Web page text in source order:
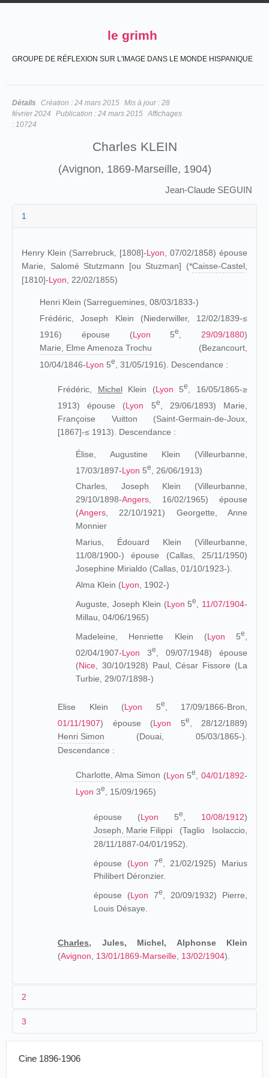
le grimh
GROUPE DE RÉFLEXION SUR L'IMAGE DANS LE MONDE HISPANIQUE
Détails Création : 24 mars 2015 Mis à jour : 28
février 2024
Publication : 24 mars 2015 Affichages
: 10724
Charles KLEIN
(Avignon, 1869-Marseille, 1904)
Jean-Claude SEGUIN
1
Henry Klein (Sarrebruck, [1808]-Lyon , 07/02/1858) épouse
Marie, Salomé Stutzmann [ou Stuzman] (*Caisse-Castel
[1810]-Lyon , 22/02/1855)
Henri Klein (Sarreguemines, 08/03/1833-)
Frédéric, Joseph Klein (Niederwiller, 12/02/1839-≤
1916) épouse (Lyon 5e 29/09/1880)
Marie, Elme Amenoza Trochu (Bezancourt,
10/04/1846-Lyon 5e , 31/05/1916). Descendance :
Frédéric, MichelKlein (Lyon 5e
, 16/05/1865-≥
1913) épouse (Lyon 5e
, 29/06/1893) Marie,
Françoise Vuitton (Saint-Germain-de-Joux,
[1867]-≤ 1913). Descendance :
Élise, Augustine Klein (Villeurbanne,
17/03/1897-Lyon 5e
, 26/06/1913)
Charles, Joseph Klein (Villeurbanne,
29/10/1898-Angers, 16/02/1965) épouse
(Angers, 22/10/1921) Georgette, Anne
Monnier
Marius, Édouard Klein (Villeurbanne,
11/08/1900-) épouse (Callas, 25/11/1950)
Josephine Mirialdo (Callas, 01/10/1923-).
Alma Klein (Lyon, 1902-)
Auguste, Joseph Klein (Lyon 5e 11/07/1904-
Millau, 04/06/1965)
Madeleine, Henriette Klein (Lyon 5e
02/04/1907-Lyon 3e
, 09/07/1948) épouse
(Nice, 30/10/1928) Paul, César Fissore (La
Turbie, 29/07/1898-)
Elise Klein (Lyon 5e
, 17/09/1866-Bron,
01/11/1907) épouse (Lyon 5e
, 28/12/1889)
Henri Simon (Douai, 05/03/1865-).
Descendance :
Charlotte, Alma Simon (Lyon 5e ,04/01/1892-
Lyon 3e , 15/09/1965)
épouse (Lyon 5e 10/08/1912)
Joseph, Marie Filippi (Taglio Isolaccio,
28/11/1887-04/01/1952).
épouse (Lyon 7e
, 21/02/1925) Marius
Philibert Déronzier.
épouse (Lyon 7e
, 20/09/1932) Pierre,
Louis Désaye.
Charles, Jules, Michel, Alphonse Klein
(Avignon 13/01/1869-Marseille 13/02/1904).
2
Dans les années 1860, Frédéric Klein et Marie Trochu
3
Cine 1896-1906